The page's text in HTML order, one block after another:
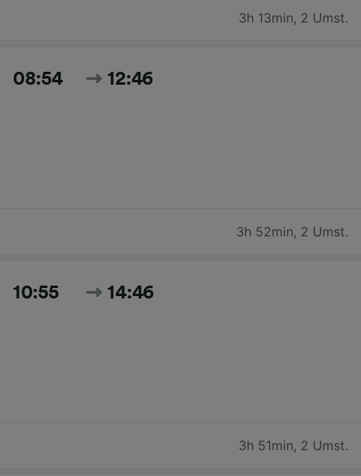
3h 13min, 2 Umst.
08:54 12:46
3h 52min, 2 Umst.
10:55 14:46
3h 51min, 2 Umst.